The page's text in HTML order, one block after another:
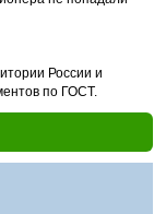
России и
по ГОСТ.